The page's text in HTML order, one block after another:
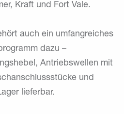
Kraft und Fort Vale.
auch ein umfangreiches
dazu –
Antriebswellen mit
und
lieferbar.